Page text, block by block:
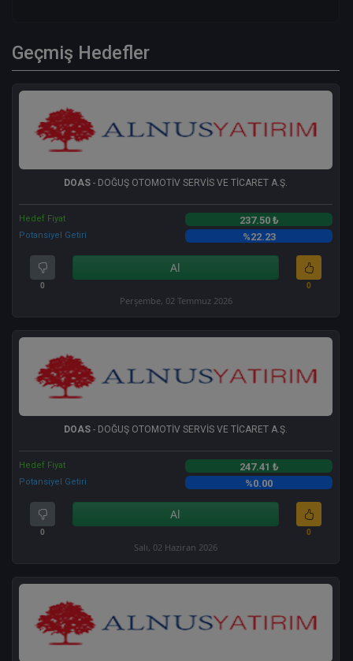
Geçmiş Hedefler
DOAS - DOĞUŞ OTOMOTİV SERVİS VE TİCARET A.Ş.
Hedef Fiyat 237.50 ₺
Potansiyel Getiri %22.23
0
Al
0
Perşembe, 02 Temmuz 2026
DOAS - DOĞUŞ OTOMOTİV SERVİS VE TİCARET A.Ş.
Hedef Fiyat 247.41 ₺
Potansiyel Getiri %0.00
0
Al
0
Salı, 02 Haziran 2026